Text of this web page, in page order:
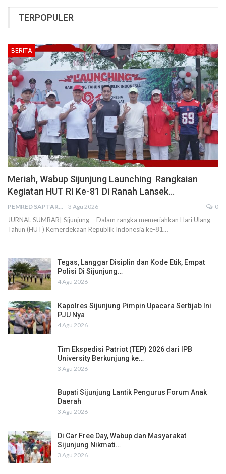
TERPOPULER
BERITA
Meriah, Wabup Sijunjung Launching Rangkaian
Kegiatan HUT RI Ke-81 Di Ranah Lansek…
PEMRED SAPTARIUS 3 Agu 2026 0
JURNAL SUMBAR| Sijunjung - Dalam rangka memeriahkan Hari Ulang
Tahun (HUT) Kemerdekaan Republik Indonesia ke-81…
Tegas, Langgar Disiplin dan Kode Etik, Empat
Polisi Di Sijunjung…
4 Agu 2026
Kapolres Sijunjung Pimpin Upacara Sertijab Ini
PJU Nya
4 Agu 2026
Tim Ekspedisi Patriot (TEP) 2026 dari IPB
University Berkunjung ke…
3 Agu 2026
Bupati Sijunjung Lantik Pengurus Forum Anak
Daerah
3 Agu 2026
Di Car Free Day, Wabup dan Masyarakat
Sijunjung Nikmati…
3 Agu 2026